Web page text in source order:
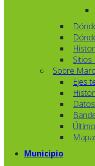
Sobre
Ejes
Municipio